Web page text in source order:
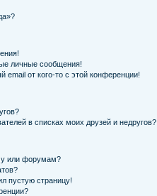
личные сообщения!
email от кого-то с этой конференции!
в списках моих друзей и недругов?
или форумам?
пустую страницу!